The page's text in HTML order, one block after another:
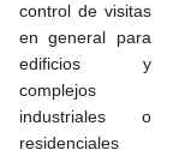
control de visitas
en general para
edificios y
complejos
industriales o
residenciales